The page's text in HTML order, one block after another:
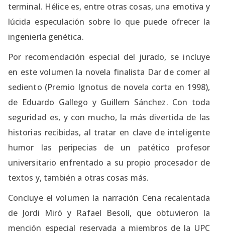
terminal. Hélice es, entre otras cosas, una emotiva y
lúcida especulación sobre lo que puede ofrecer la
ingeniería genética.
Por recomendación especial del jurado, se incluye
en este volumen la novela finalista Dar de comer al
sediento (Premio Ignotus de novela corta en 1998),
de Eduardo Gallego y Guillem Sánchez. Con toda
seguridad es, y con mucho, la más divertida de las
historias recibidas, al tratar en clave de inteligente
humor las peripecias de un patético profesor
universitario enfrentado a su propio procesador de
textos y, también a otras cosas más.
Concluye el volumen la narración Cena recalentada
de Jordi Miró y Rafael Besolí, que obtuvieron la
mención especial reservada a miembros de la UPC